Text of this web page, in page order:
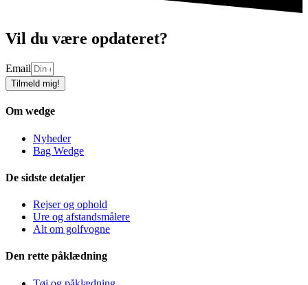
Vil du være opdateret?
Email
Tilmeld mig!
Om wedge
Nyheder
Bag Wedge
De sidste detaljer
Rejser og ophold
Ure og afstandsmålere
Alt om golfvogne
Den rette påklædning